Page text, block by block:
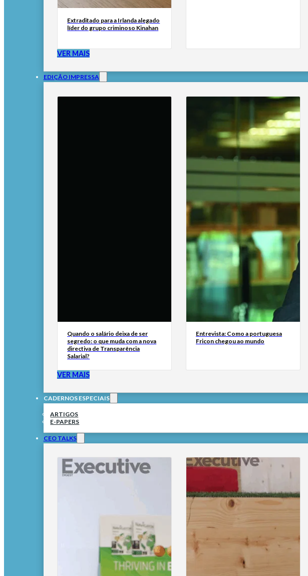
Extraditado para a Irlanda alegado
líder do grupo criminoso Kinahan
VER MAIS
EDIÇÃO IMPRESSA
Quando o salário deixa de ser
segredo: o que muda com a nova
directiva de Transparência
Salarial?
Entrevista: Como a portuguesa
Fricon chegou ao mundo
VER MAIS
CADERNOS ESPECIAIS
ARTIGOS
E-PAPERS
CEO TALKS